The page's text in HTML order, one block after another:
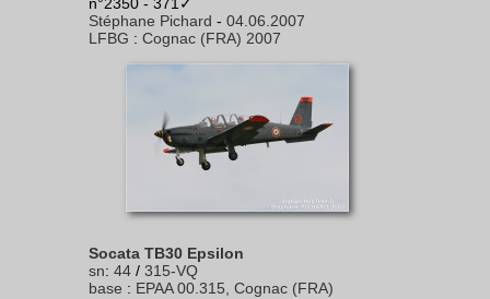
Stéphane Pichard - 04.06.2007
LFBG : Cognac (FRA) 2007
Socata TB30 Epsilon
sn: 44 / 315-VQ
base : EPAA 00.315, Cognac (FRA)